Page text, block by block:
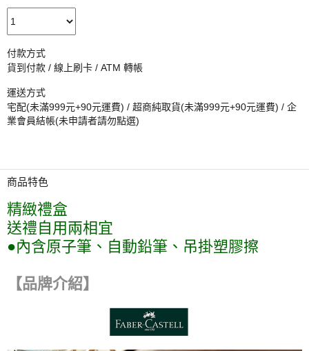
付款方式
貨到付款 / 線上刷卡 / ATM 轉帳
運送方式
宅配(未滿999元+90元運費) / 超商純取貨(未滿999元+90元運費) / 企
業會員結帳(未申請者請勿點選)
商品特色
精緻禮盒
送禮自用兩相宜
●內含原子筆、自動鉛筆、吊掛塑膠擦
【品牌介紹】